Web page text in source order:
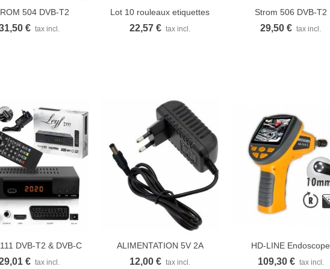
Vue rapide504 DVB-T2
démodulateur...
€ tax incl.
Vue rapide
Lot 10 rouleaux etiquettes
Seiko...
22,57 € tax incl.
Vue rapide
Strom 506 DVB-T2
Récepteur...
29,50 € tax incl.
Vue rapide
DVB-T2 & DVB-C
COMBO
€ tax incl.
Vue rapide
ALIMENTATION 5V 2A
3.5X1.35MM
12,00 € tax incl.
Vue rapide
HD-LINE Endoscope
industriel...
109,30 € tax incl.